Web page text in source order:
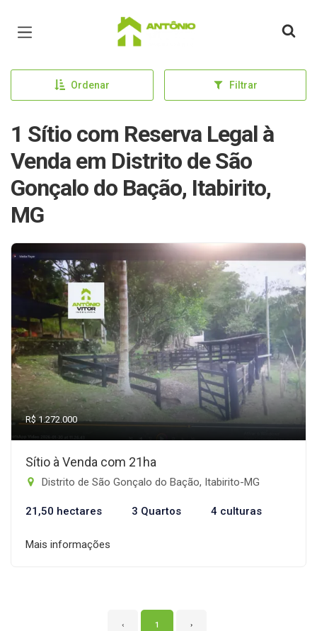
Página inicial
Ordenar Filtrar
1 Sítio com Reserva Legal à
Venda em Distrito de São
Gonçalo do Bação, Itabirito,
MG
R$ 1.272.000
Sítio à Venda com 21ha
Distrito de São Gonçalo do Bação, Itabirito-MG
21,50 hectares 3 Quartos 4 culturas
Mais informações
‹ 1 ›